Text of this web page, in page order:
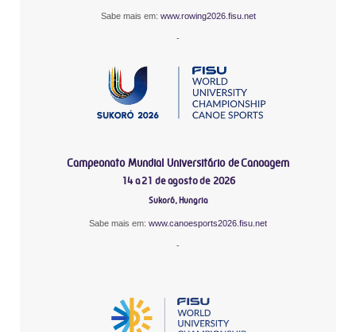
Sabe mais em: www.rowing2026.fisu.net
-
Campeonato Mundial Universitário de Canoagem
14 a 21 de agosto de 2026
Sukoró, Hungria
Sabe mais em: www.canoesports2026.fisu.net
-